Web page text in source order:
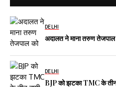
DELHI
अदालत ने माना तरुण तेजपाल
DELHI
BJP को झटका TMC के तीन